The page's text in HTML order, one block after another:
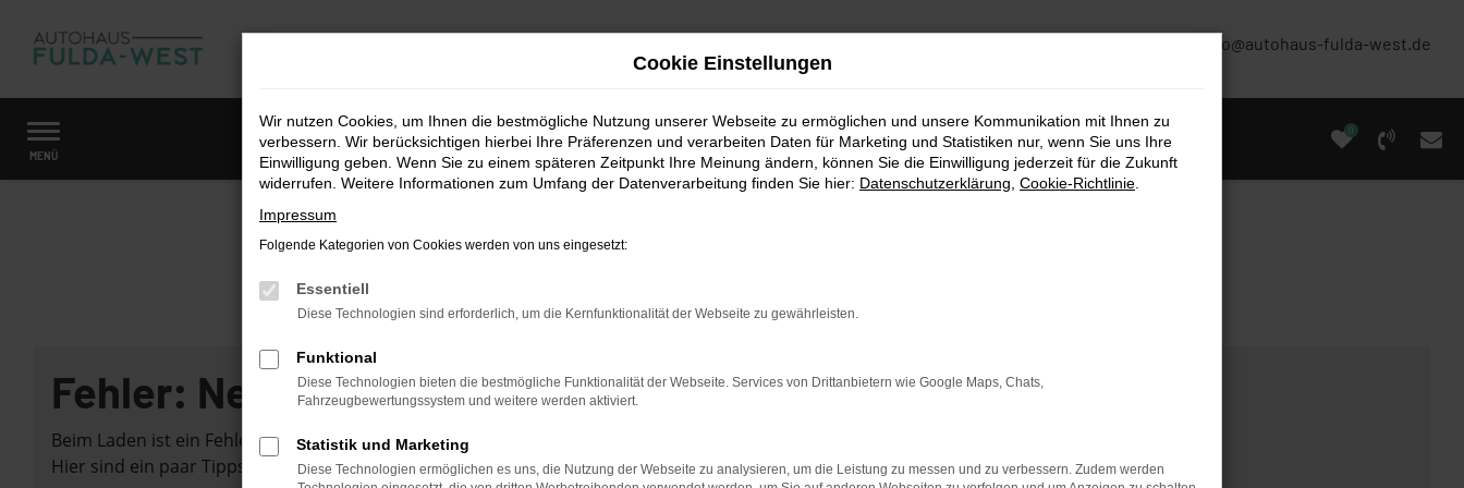
Zum
Hauptinhalt
info@autohaus-fulda-west.de
MENÜ
0
Startseite Fahrzeugmarkt
Fehler: Network Error
Beim Laden ist ein Fehler aufgetreten.
Hier sind ein paar Tipps, die dir helfen können:
Cookie Einstellungen
Wir nutzen Cookies, um Ihnen die bestmögliche Nutzung unserer Webseite zu ermöglichen und unsere Kommunikation mit Ihnen zu
verbessern. Wir berücksichtigen hierbei Ihre Präferenzen und verarbeiten Daten für Marketing und Statistiken nur, wenn Sie uns Ihre
Einwilligung geben. Wenn Sie zu einem späteren Zeitpunkt Ihre Meinung ändern, können Sie die Einwilligung jederzeit für die Zukunft
widerrufen. Weitere Informationen zum Umfang der Datenverarbeitung finden Sie hier: Datenschutzerklärung Cookie-Richtlinie
Impressum
Folgende Kategorien von Cookies werden von uns eingesetzt:
Essentiell
Diese Technologien sind erforderlich, um die Kernfunktionalität der Webseite zu gewährleisten.
Funktional
Diese Technologien bieten die bestmögliche Funktionalität der Webseite. Services von Drittanbietern wie Google Maps, Chats,
Fahrzeugbewertungssystem und weitere werden aktiviert.
Statistik und Marketing
Diese Technologien ermöglichen es uns, die Nutzung der Webseite zu analysieren, um die Leistung zu messen und zu verbessern. Zudem werden